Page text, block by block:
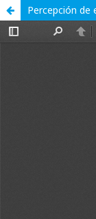
Percepción de